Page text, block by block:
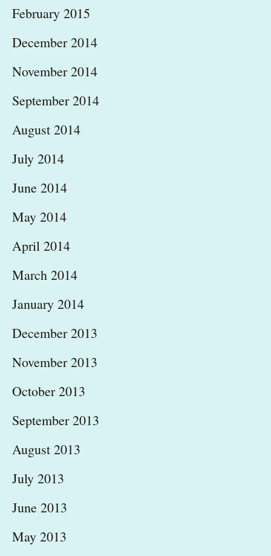
February 2015
December 2014
November 2014
September 2014
August 2014
July 2014
June 2014
May 2014
April 2014
March 2014
January 2014
December 2013
November 2013
October 2013
September 2013
August 2013
July 2013
June 2013
May 2013